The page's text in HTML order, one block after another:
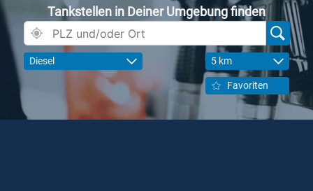
Tankstellen in Deiner Umgebung finden
Diesel 5 km
Favoriten